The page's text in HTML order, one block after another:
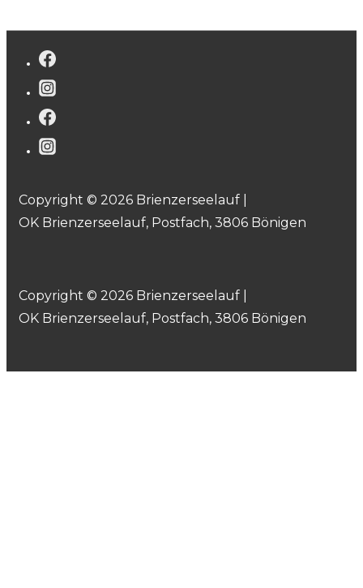
Copyright © 2026 Brienzerseelauf |
OK Brienzerseelauf, Postfach, 3806 Bönigen
Copyright © 2026 Brienzerseelauf |
OK Brienzerseelauf, Postfach, 3806 Bönigen